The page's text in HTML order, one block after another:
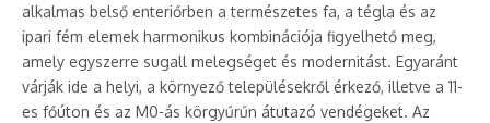
alkalmas belső enteriőrben a természetes fa, a tégla és az
ipari fém elemek harmonikus kombinációja figyelhető meg,
amely egyszerre sugall melegséget és modernitást. Egyaránt
várják ide a helyi, a környező településekről érkező, illetve a 11-
es főúton és az M0-ás körgyűrűn átutazó vendégeket. Az